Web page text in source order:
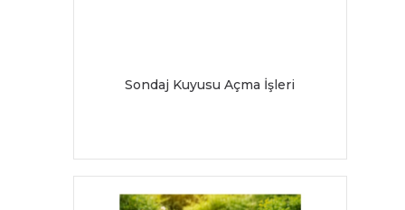
Sondaj Kuyusu Açma İşleri